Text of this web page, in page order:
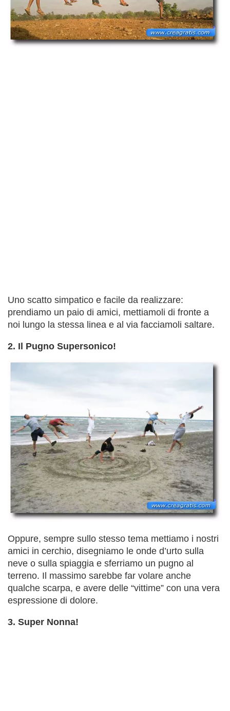
Uno scatto simpatico e facile da realizzare:
prendiamo un paio di amici, mettiamoli di fronte a
noi lungo la stessa linea e al via facciamoli saltare.
2. Il Pugno Supersonico!
Oppure, sempre sullo stesso tema mettiamo i nostri
amici in cerchio, disegniamo le onde d’urto sulla
neve o sulla spiaggia e sferriamo un pugno al
terreno. Il massimo sarebbe far volare anche
qualche scarpa, e avere delle “vittime” con una vera
espressione di dolore.
3. Super Nonna!